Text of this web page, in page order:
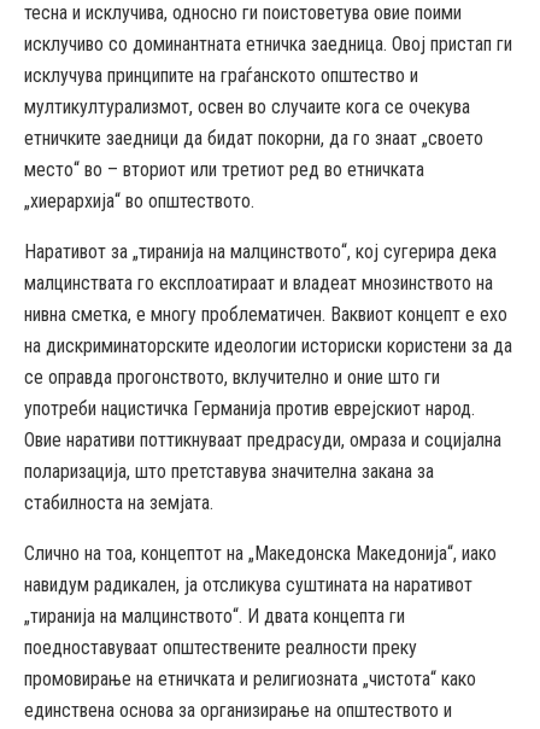
тесна и исклучива, односно ги поистоветува овие поими
исклучиво со доминантната етничка заедница. Овој пристап ги
исклучува принципите на граѓанското општество и
мултикултурализмот, освен во случаите кога се очекува
етничките заедници да бидат покорни, да го знаат „своето
место“ во – вториот или третиот ред во етничката
„хиерархија“ во општеството.
Наративот за „тиранија на малцинството“, кој сугерира дека
малцинствата го експлоатираат и владеат мнозинството на
нивна сметка, е многу проблематичен. Ваквиот концепт е ехо
на дискриминаторските идеологии историски користени за да
се оправда прогонството, вклучително и оние што ги
употреби нацистичка Германија против еврејскиот народ.
Овие наративи поттикнуваат предрасуди, омраза и социјална
поларизација, што претставува значителна закана за
стабилноста на земјата.
Слично на тоа, концептот на „Македонска Македонија“, иако
навидум радикален, ја отсликува суштината на наративот
„тиранија на малцинството“. И двата концепта ги
поедноставуваат општествените реалности преку
промовирање на етничката и религиозната „чистота“ како
единствена основа за организирање на општеството и